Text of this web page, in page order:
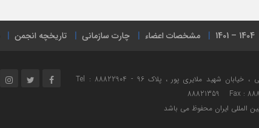
1404 – 1401 مشخصات اعضاء چارت سازمانی تاریخچه انجمن
نشانی : تهران ، میدان هفت تیر ، خیابان مفتح شمالی ، خیابان شهید ملایری پور ، پلاک 96 Tel : 88822904 -
88821359 Fax :
المللی ایران محفوظ می باشد